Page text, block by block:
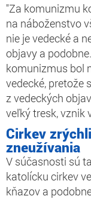
"Za komunizmu
na náboženstvo
nie je vedecké a
objavy a
komunizmus bol
vedecké, pretože
z vedeckých
veľký tresk, vznik
Cirkev
zneužívania
V súčasnosti sú
katolícku cirkev
kňazov a